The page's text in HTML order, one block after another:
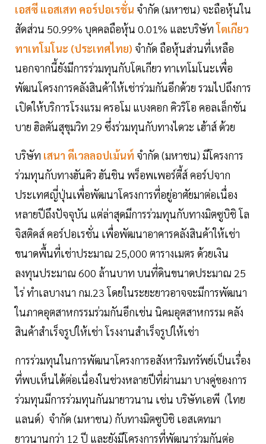
เอสซี แอสเสท คอร์ปอเรชั่น จำกัด (มหาชน) จะถือหุ้นใน
สัดส่วน 50.99% บุคคลถือหุ้น 0.01% และบริษัทโตเกียว
ทาเทโมโนะ (ประเทศไทย) จำกัด ถือหุ้นส่วนที่เหลือ
นอกจากนี้ยังมีการร่วมทุนกับโตเกียว ทาเทโมโนะเพื่อ
พัฒนโครงการคลังสินค้าให้เช่าร่วมกันอีกด้วย รวมไปถึงการ
เปิดให้บริการโรงแรม ครอโม แบงคอก คิวริโอ คอลเล็กชัน
บาย ฮิลตันสุขุมวิท 29 ซึ่งร่วมทุนกับทางไดวะ เฮ้าส์ ด้วย
บริษัท เสนา ดีเวลลอปเม้นท์ จำกัด (มหาชน) มีโครงการ
ร่วมทุนกับทางฮันคิว ฮันชิน พร็อพเพอร์ตี้ส์ คอร์ปจาก
ประเทศญี่ปุ่นเพื่อพัฒนาโครงการที่อยู่อาศัยมาต่อเนื่อง
หลายปีถึงปัจจุบัน แต่ล่าสุดมีการร่วมทุนกับทางมิตซูบิชิ โล
จิสติคส์ คอร์ปอเรชั่น เพื่อพัฒนาอาคารคลังสินค้าให้เช่า
ขนาดพื้นที่เช่าประมาณ 25,000 ตารางเมตร ด้วยเงิน
ลงทุนประมาณ 600 ล้านบาท บนที่ดินขนาดประมาณ 25
ไร่ ทำเลบางนา กม.23 โดยในระยะยาวอาจจะมีการพัฒนา
ในภาคอุตสาหกรรมร่วมกันอีกเช่น นิคมอุตสาหกรรม คลัง
สินค้าสำเร็จรูปให้เช่า โรงงานสำเร็จรูปให้เช่า
การร่วมทุนในการพัฒนาโครงการอสังหาริมทรัพย์เป็นเรื่อง
ที่พบเห็นได้ต่อเนื่องในช่วงหลายปีที่ผ่านมา บางคู่ของการ
ร่วมทุนมีการร่วมทุนกันมายาวนาน เช่น บริษัทเอพี (ไทย
แลนด์) จำกัด (มหาชน) กับทางมิตซูบิชิ เอสเตทมา
ยาวนานกว่า 12 ปี และยังมีโครงการที่พัฒนาร่วมกันต่อ